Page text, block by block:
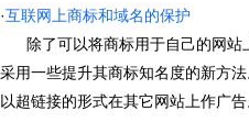
·互联网上商标和域名的保护
除了可以将商标用于自己的网站
采用一些提升其商标知名度的新方
以超链接的形式在其它网站上作